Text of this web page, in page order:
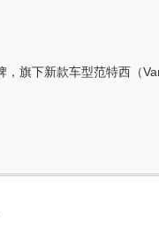
旗下新款车型范特西（